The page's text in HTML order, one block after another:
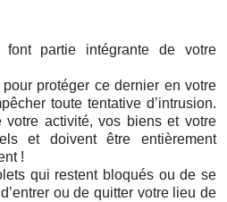
font partie intégrante de votre
protéger ce dernier en votre
toute tentative d’intrusion.
votre activité, vos biens et votre
et doivent être entièrement
!
qui restent bloqués ou de se
ou de quitter votre lieu de